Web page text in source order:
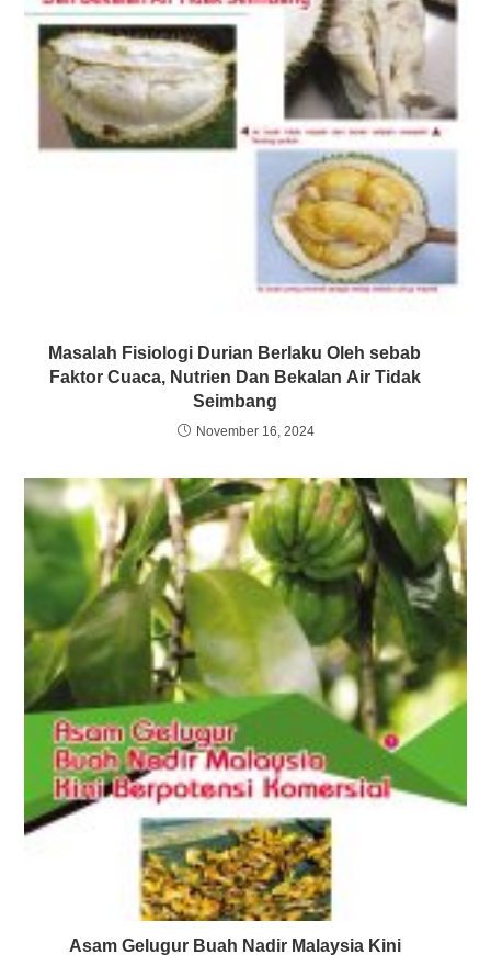
Masalah Fisiologi Durian Berlaku Oleh sebab
Faktor Cuaca, Nutrien Dan Bekalan Air Tidak
Seimbang
November 16, 2024
Asam Gelugur Buah Nadir Malaysia Kini